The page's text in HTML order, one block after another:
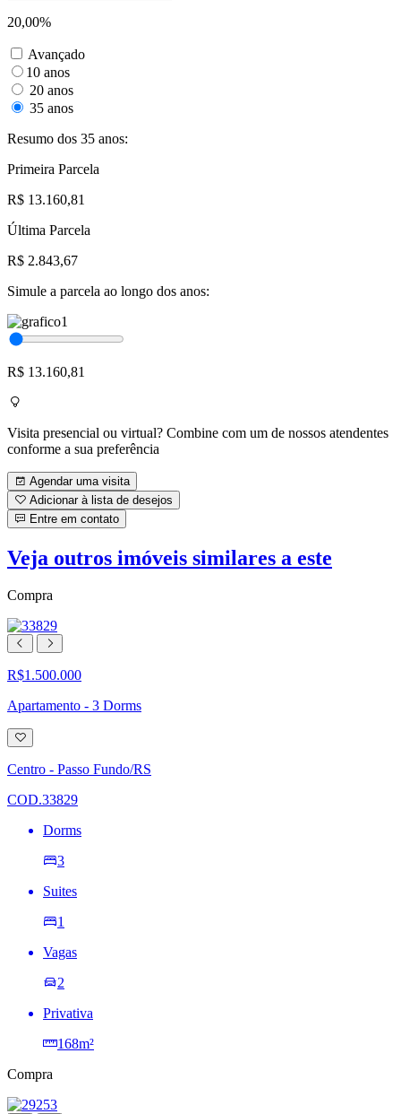
20,00%
Avançado
10 anos
20 anos
35 anos
Resumo dos 35 anos:
Primeira Parcela
R$ 13.160,81
Última Parcela
R$ 2.843,67
Simule a parcela ao longo dos anos:
R$ 13.160,81
Visita presencial ou virtual? Combine com um de nossos atendentes
conforme a sua preferência
Agendar uma visita
Adicionar à lista de desejos
Entre em contato
Veja outros imóveis similares a este
Compra
R$1.500.000
Apartamento - 3 Dorms
Adicionar
à
lista
de
Centro - Passo Fundo/RS
COD.33829
Dorms
3
Suites
1
Vagas
2
Privativa
168m²
Compra